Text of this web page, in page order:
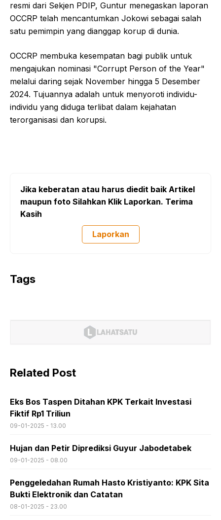
resmi dari Sekjen PDIP, Guntur menegaskan laporan
OCCRP telah mencantumkan Jokowi sebagai salah
satu pemimpin yang dianggap korup di dunia.
OCCRP membuka kesempatan bagi publik untuk
mengajukan nominasi "Corrupt Person of the Year"
melalui daring sejak November hingga 5 Desember
2024. Tujuannya adalah untuk menyoroti individu-
individu yang diduga terlibat dalam kejahatan
terorganisasi dan korupsi.
Jika keberatan atau harus diedit baik Artikel
maupun foto Silahkan Klik Laporkan. Terima
Kasih
Laporkan
Tags
Related Post
Eks Bos Taspen Ditahan KPK Terkait Investasi
Fiktif Rp1 Triliun
09-01-2025 - 13.00
Hujan dan Petir Diprediksi Guyur Jabodetabek
09-01-2025 - 08.00
Penggeledahan Rumah Hasto Kristiyanto: KPK Sita
Bukti Elektronik dan Catatan
08-01-2025 - 23.00